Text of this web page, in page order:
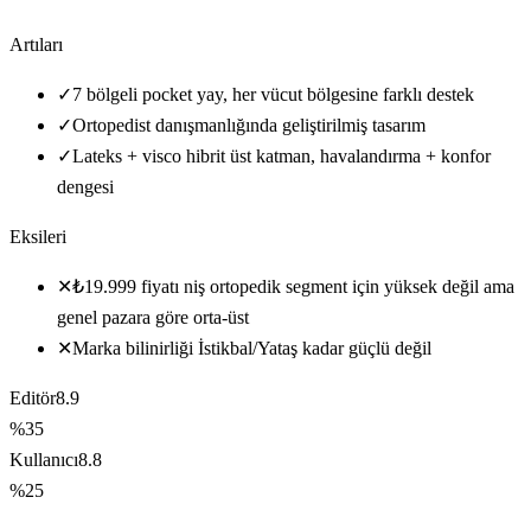
Artıları
✓7 bölgeli pocket yay, her vücut bölgesine farklı destek
✓Ortopedist danışmanlığında geliştirilmiş tasarım
✓Lateks + visco hibrit üst katman, havalandırma + konfor
dengesi
Eksileri
✕₺19.999 fiyatı niş ortopedik segment için yüksek değil ama
genel pazara göre orta-üst
✕Marka bilinirliği İstikbal/Yataş kadar güçlü değil
Editör8.9
%35
Kullanıcı8.8
%25